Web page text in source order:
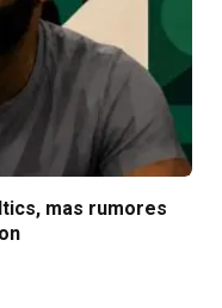
mas rumores